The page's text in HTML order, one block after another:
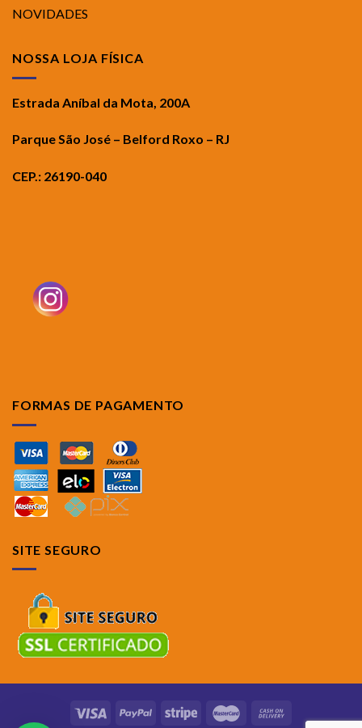
NOVIDADES
NOSSA LOJA FÍSICA
Estrada Aníbal da Mota, 200A
Parque São José – Belford Roxo – RJ
CEP.: 26190-040
FORMAS DE PAGAMENTO
SITE SEGURO